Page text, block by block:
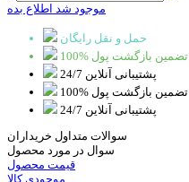
موجود شد اطلاع بده
حمل و نقل رایگان
100% تضمین بازگشت پول
پشتیبانی آنلاین 24/7
100% تضمین بازگشت پول
پشتیبانی آنلاین 24/7
سوالات متداول خریداران
سوال در مورد محصول
قیمت محصول
موجودی کالا